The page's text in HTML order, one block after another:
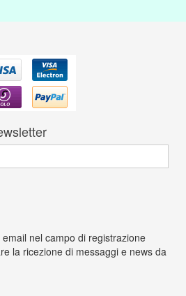
nel campo di registrazione
la ricezione di messaggi e news da